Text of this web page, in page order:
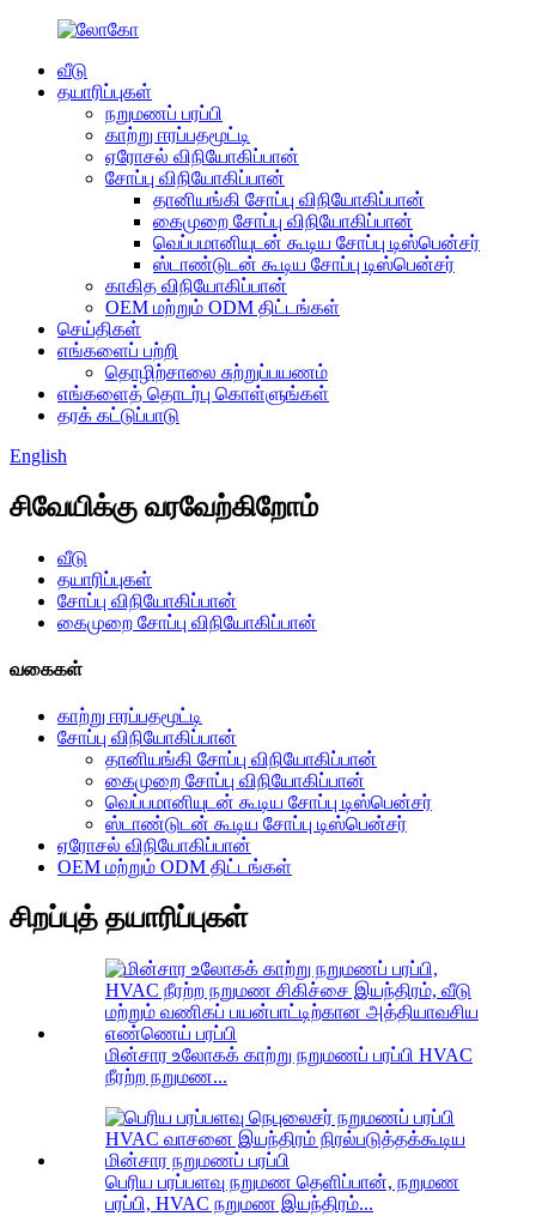
வீடு
தயாரிப்புகள்
நறுமணப் பரப்பி
காற்று ஈரப்பதமூட்டி
ஏரோசல் விநியோகிப்பான்
சோப்பு விநியோகிப்பான்
தானியங்கி சோப்பு விநியோகிப்பான்
கைமுறை சோப்பு விநியோகிப்பான்
வெப்பமானியுடன் கூடிய சோப்பு டிஸ்பென்சர்
ஸ்டாண்டுடன் கூடிய சோப்பு டிஸ்பென்சர்
காகித விநியோகிப்பான்
OEM மற்றும் ODM திட்டங்கள்
செய்திகள்
எங்களைப் பற்றி
தொழிற்சாலை சுற்றுப்பயணம்
எங்களைத் தொடர்பு கொள்ளுங்கள்
தரக் கட்டுப்பாடு
English
சிவேயிக்கு வரவேற்கிறோம்
வீடு
தயாரிப்புகள்
சோப்பு விநியோகிப்பான்
கைமுறை சோப்பு விநியோகிப்பான்
வகைகள்
காற்று ஈரப்பதமூட்டி
சோப்பு விநியோகிப்பான்
தானியங்கி சோப்பு விநியோகிப்பான்
கைமுறை சோப்பு விநியோகிப்பான்
வெப்பமானியுடன் கூடிய சோப்பு டிஸ்பென்சர்
ஸ்டாண்டுடன் கூடிய சோப்பு டிஸ்பென்சர்
ஏரோசல் விநியோகிப்பான்
OEM மற்றும் ODM திட்டங்கள்
சிறப்புத் தயாரிப்புகள்
மின்சார உலோகக் காற்று நறுமணப் பரப்பி HVAC
நீரற்ற நறுமண...
பெரிய பரப்பளவு நறுமண தெளிப்பான், நறுமண
பரப்பி, HVAC நறுமண இயந்திரம்...